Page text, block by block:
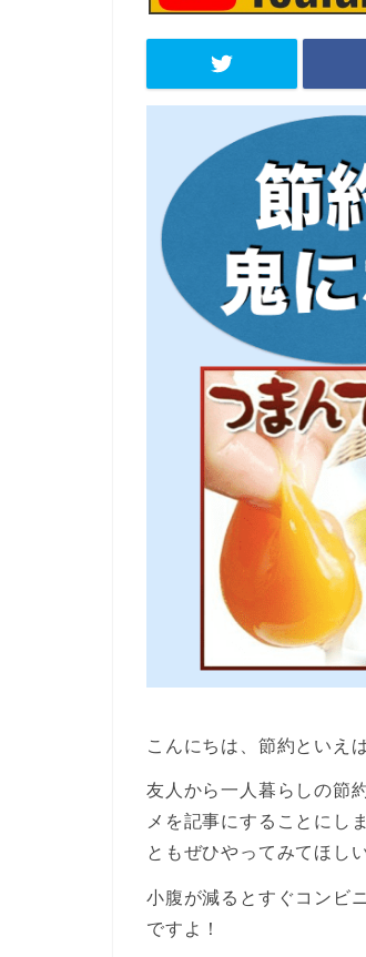
こんにちは、節約といえ
友人から一人暮らしの節
メを記事にすることにし
ともぜひやってみてほしい
小腹が減るとすぐコンビ
ですよ！